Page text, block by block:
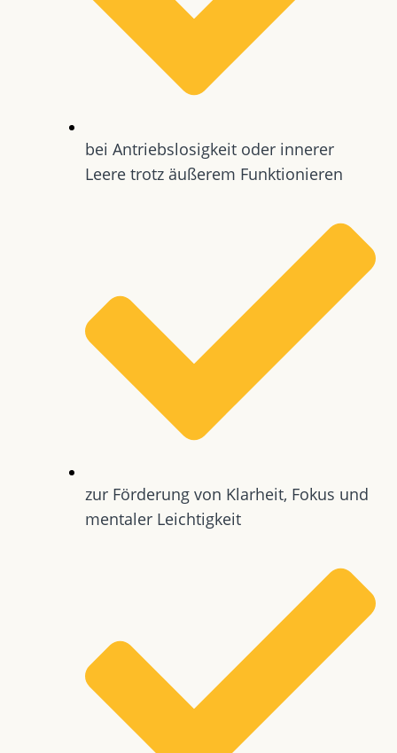
bei Antriebslosigkeit oder innerer
Leere trotz äußerem Funktionieren
zur Förderung von Klarheit, Fokus und
mentaler Leichtigkeit